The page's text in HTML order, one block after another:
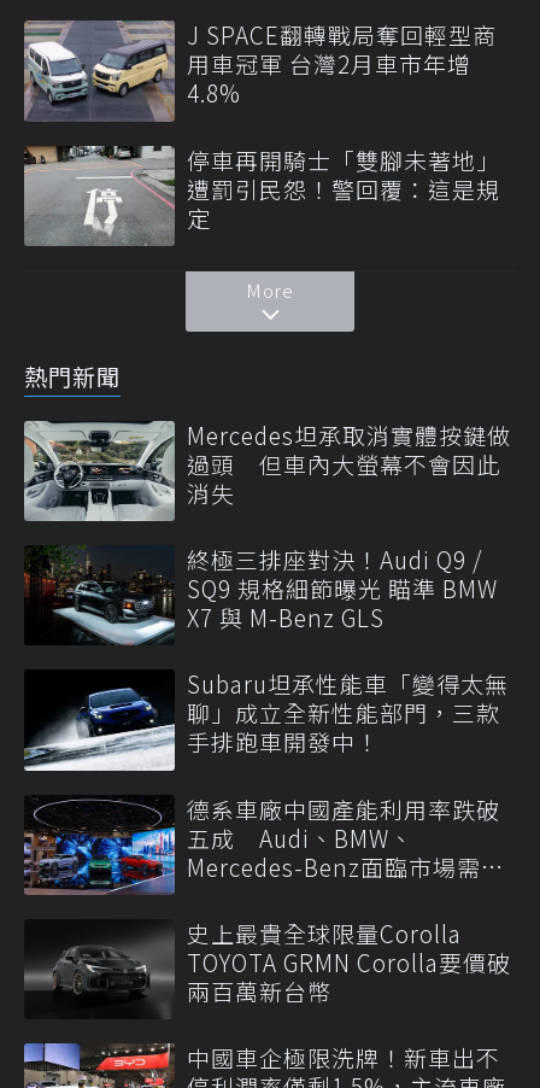
J SPACE翻轉戰局奪回輕型商
用車冠軍 台灣2月車市年增
4.8%
停車再開騎士「雙腳未著地」
遭罰引民怨！警回覆：這是規
定
More
熱門新聞
Mercedes坦承取消實體按鍵做
過頭 但車內大螢幕不會因此
消失
終極三排座對決！Audi Q9 /
SQ9 規格細節曝光 瞄準 BMW
X7 與 M-Benz GLS
Subaru坦承性能車「變得太無
聊」成立全新性能部門，三款
手排跑車開發中！
德系車廠中國產能利用率跌破
五成 Audi、BMW、
Mercedes-Benz面臨市場需求
史上最貴全球限量Corolla
TOYOTA GRMN Corolla要價破
兩百萬新台幣
中國車企極限洗牌！新車出不